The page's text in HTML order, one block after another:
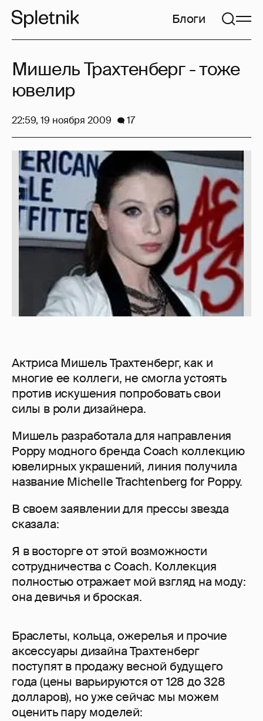
Блоги
Актриса Мишель Трахтенберг, как и
многие ее коллеги, не смогла устоять
против искушения попробовать свои
силы в роли дизайнера.
Мишель разработала для направления
Poppy модного бренда Coach коллекцию
ювелирных украшений, линия получила
название Michelle Trachtenberg for Poppy.
В своем заявлении для прессы звезда
сказала:
Я в восторге от этой возможности
сотрудничества с Coach. Коллекция
полностью отражает мой взгляд на моду:
она девичья и броская.
Браслеты, кольца, ожерелья и прочие
аксессуары дизайна Трахтенберг
поступят в продажу весной будущего
года (цены варьируются от 128 до 328
долларов), но уже сейчас мы можем
оценить пару моделей:
Мишель Трахтенберг - тоже
ювелир
22:59, 19 ноября 2009 17